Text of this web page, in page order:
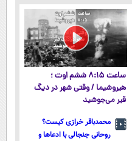
ساعت ۸:۱۵ ششم اوت ؛
هیروشیما / وقتی شهر در دیگ
قیر می‌جوشید
محمدباقر خرازی کیست؟
روحانی جنجالی با ادعاها و